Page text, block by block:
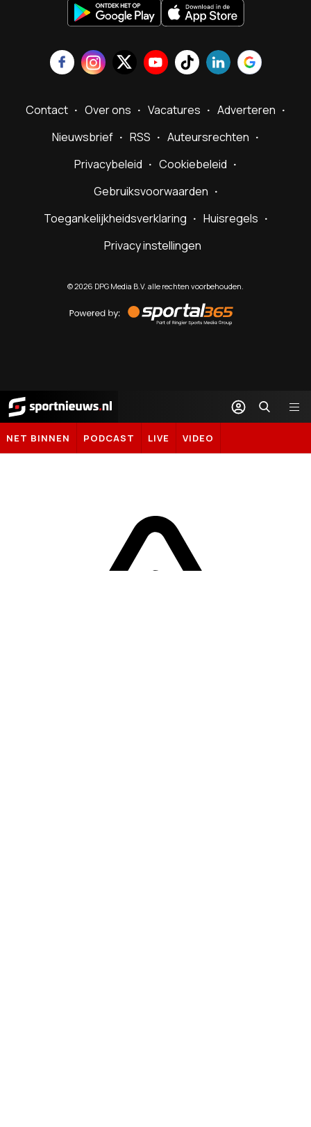
Contact Over ons Vacatures
Adverteren
Nieuwsbrief
RSS
Auteursrechten
Privacybeleid
Cookiebeleid
Gebruiksvoorwaarden
Toegankelijkheidsverklaring
Huisregels
Privacy instellingen
©2026 DPG Media B.V. alle rechten voorbehouden.
by
Sportal365
Sportnieuws.nl
NET BINNEN PODCAST LIVE VIDEO